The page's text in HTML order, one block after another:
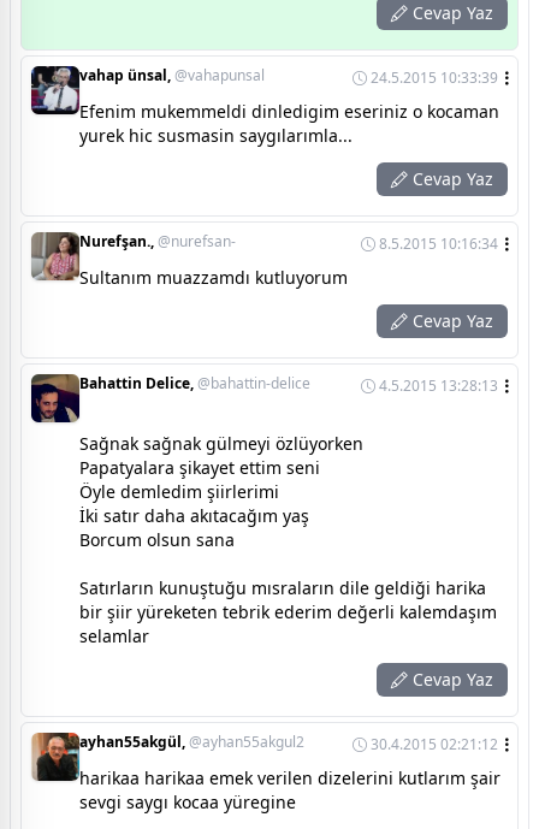
Cevap Yaz
vahap ünsal,@vahapunsal 24.5.2015 10:33:39
Efenim mukemmeldi dinledigim eseriniz o kocaman
yurek hic susmasin saygılarımla...
Cevap Yaz
Nurefşan.,@nurefsan- 8.5.2015 10:16:34
Sultanım muazzamdı kutluyorum
Cevap Yaz
Bahattin Delice,@bahattin-delice 4.5.2015 13:28:13
Sağnak sağnak gülmeyi özlüyorken
Papatyalara şikayet ettim seni
Öyle demledim şiirlerimi
İki satır daha akıtacağım yaş
Borcum olsun sana
Satırların kunuştuğu mısraların dile geldiği harika
bir şiir yüreketen tebrik ederim değerli kalemdaşım
selamlar
Cevap Yaz
ayhan55akgül,@ayhan55akgul2 30.4.2015 02:21:12
harikaa harikaa emek verilen dizelerini kutlarım şair
sevgi saygı kocaa yüregine